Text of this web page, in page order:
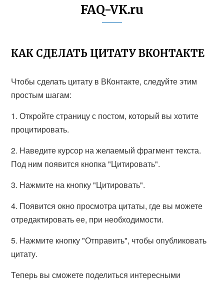
FAQ-VK.ru
КАК СДЕЛАТЬ ЦИТАТУ ВКОНТАКТЕ
Чтобы сделать цитату в ВКонтакте, следуйте этим
простым шагам:
1. Откройте страницу с постом, который вы хотите
процитировать.
2. Наведите курсор на желаемый фрагмент текста.
Под ним появится кнопка "Цитировать".
3. Нажмите на кнопку "Цитировать".
4. Появится окно просмотра цитаты, где вы можете
отредактировать ее, при необходимости.
5. Нажмите кнопку "Отправить", чтобы опубликовать
цитату.
Теперь вы сможете поделиться интересными